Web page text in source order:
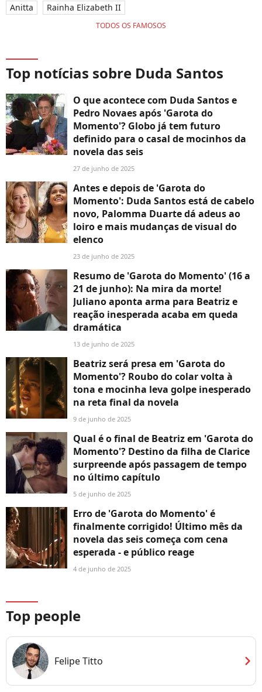
Anitta
Rainha Elizabeth II
TODOS OS FAMOSOS
Top notícias sobre Duda Santos
O que acontece com Duda Santos e
Pedro Novaes após 'Garota do
Momento'? Globo já tem futuro
definido para o casal de mocinhos da
novela das seis
27 de junho de 2025
Antes e depois de 'Garota do
Momento': Duda Santos está de cabelo
novo, Palomma Duarte dá adeus ao
loiro e mais mudanças de visual do
elenco
23 de junho de 2025
Resumo de 'Garota do Momento' (16 a
21 de junho): Na mira da morte!
Juliano aponta arma para Beatriz e
reação inesperada acaba em queda
dramática
13 de junho de 2025
Beatriz será presa em 'Garota do
Momento'? Roubo do colar volta à
tona e mocinha leva golpe inesperado
na reta final da novela
9 de junho de 2025
Qual é o final de Beatriz em 'Garota do
Momento'? Destino da filha de Clarice
surpreende após passagem de tempo
no último capítulo
5 de junho de 2025
Erro de 'Garota do Momento' é
finalmente corrigido! Último mês da
novela das seis começa com cena
esperada - e público reage
4 de junho de 2025
Top people
Felipe Titto chevron_right